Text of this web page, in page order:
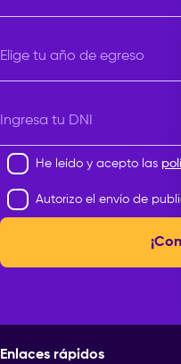
Elige tu año de egreso
Ingresa tu DNI
He leído y acepto las
Autorizo el envío de
Enlaces rápidos